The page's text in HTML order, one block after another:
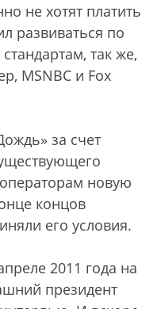
не хотят платить
развиваться по
так же,
MSNBC и Fox
за счет
новую
концов
его условия.
2011 года на
президент